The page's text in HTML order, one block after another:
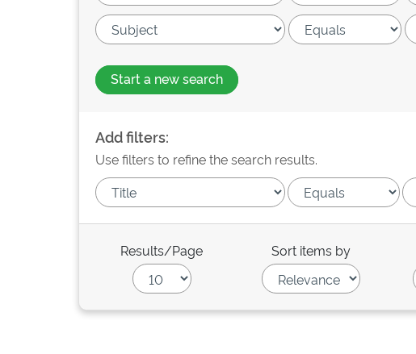
Start a new search
Add filters:
Use filters to refine the search results.
Results/Page Sort items by